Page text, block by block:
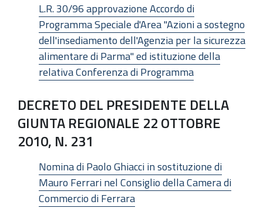
L.R. 30/96 approvazione Accordo di
Programma Speciale d'Area "Azioni a sostegno
dell'insediamento dell'Agenzia per la sicurezza
alimentare di Parma" ed istituzione della
relativa Conferenza di Programma
DECRETO DEL PRESIDENTE DELLA
GIUNTA REGIONALE 22 OTTOBRE
2010, N. 231
Nomina di Paolo Ghiacci in sostituzione di
Mauro Ferrari nel Consiglio della Camera di
Commercio di Ferrara